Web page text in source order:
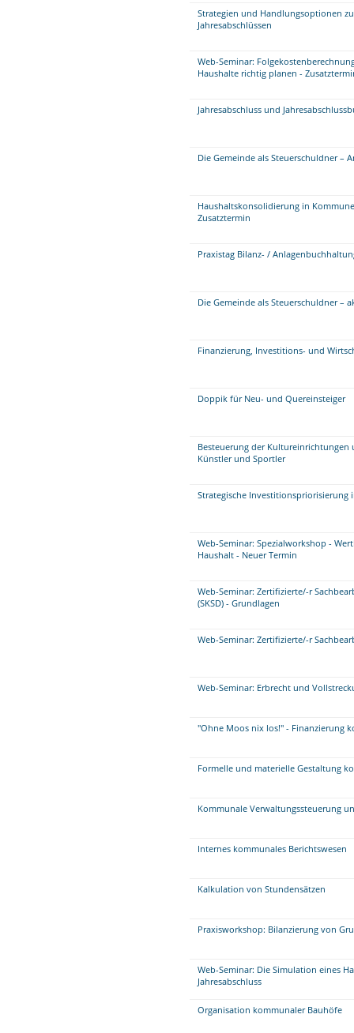
Strategien und Handlungsoptionen
Jahresabschlüssen
Web-Seminar:
Haushalte richtig planen -
Jahresabschluss und
Die Gemeinde als Steuerschuldner –
Haushaltskonsolidierung in
Zusatztermin
Praxistag Bilanz- /
Die Gemeinde als Steuerschuldner –
Finanzierung, Investitions- und
Doppik für Neu- und Quereinsteiger
Besteuerung der
Künstler und Sportler
Strategische Investitionspriorisierung
Web-Seminar: Spezialworkshop -
Haushalt - Neuer Termin
Web-Seminar: Zertifizierte/-r
(SKSD) - Grundlagen
Web-Seminar: Zertifizierte/-r
Web-Seminar: Erbrecht und
"Ohne Moos nix los!" - Finanzierung
Formelle und materielle Gestaltung
Kommunale Verwaltungssteuerung
Internes kommunales Berichtswesen
Kalkulation von Stundensätzen
Praxisworkshop: Bilanzierung von
Web-Seminar: Die Simulation eines
Jahresabschluss
Organisation kommunaler Bauhöfe